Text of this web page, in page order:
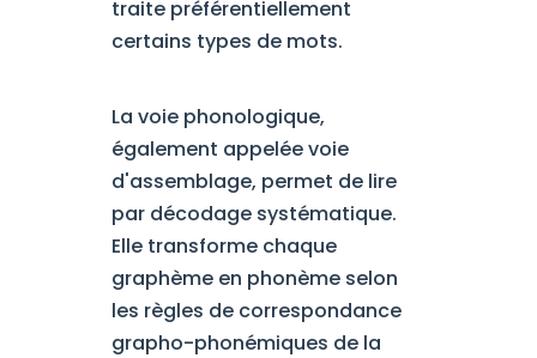
traite préférentiellement
certains types de mots.
La voie phonologique,
également appelée voie
d'assemblage, permet de lire
par décodage systématique.
Elle transforme chaque
graphème en phonème selon
les règles de correspondance
grapho-phonémiques de la